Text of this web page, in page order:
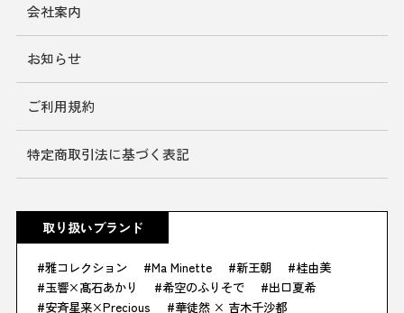
会社案内
お知らせ
ご利用規約
特定商取引法に基づく表記
取り扱いブランド
雅コレクション Ma Minette 新王朝
桂由美
玉響×髙石あかり
希空のふりそで
出口夏希
安斉星来×Precious
華徒然 × 吉木千沙都